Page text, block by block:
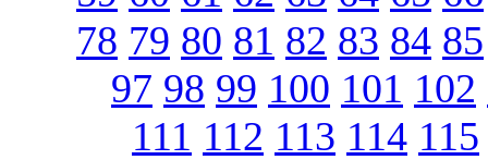
78 79 80 81 82 83 84 85
97 98 99 100 101 102
111 112 113 114 115